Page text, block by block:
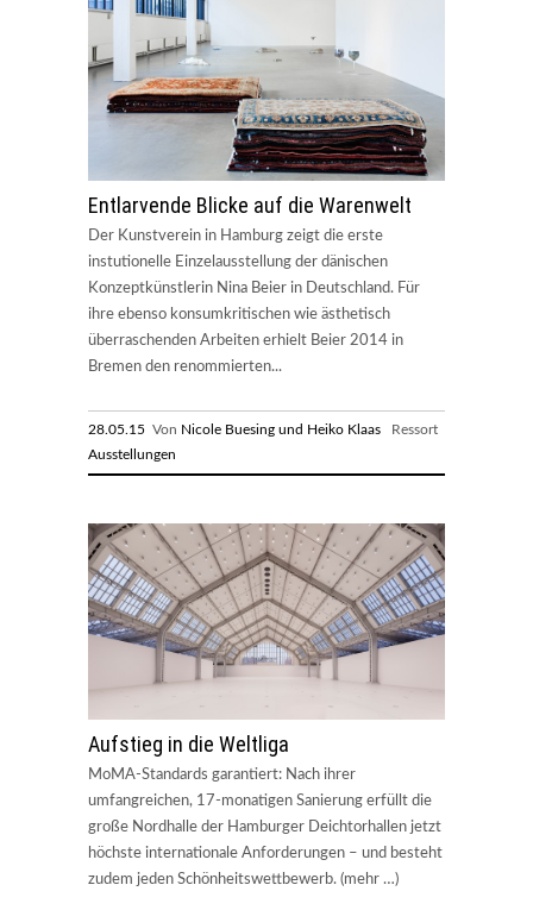
Entlarvende Blicke auf die Warenwelt
Der Kunstverein in Hamburg zeigt die erste
instutionelle Einzelausstellung der dänischen
Konzeptkünstlerin Nina Beier in Deutschland. Für
ihre ebenso konsumkritischen wie ästhetisch
überraschenden Arbeiten erhielt Beier 2014 in
Bremen den renommierten...
28.05.15 Von Nicole Buesing und Heiko Klaas Ressort
Ausstellungen
Aufstieg in die Weltliga
MoMA-Standards garantiert: Nach ihrer
umfangreichen, 17-monatigen Sanierung erfüllt die
große Nordhalle der Hamburger Deichtorhallen jetzt
höchste internationale Anforderungen – und besteht
zudem jeden Schönheitswettbewerb. (mehr …)